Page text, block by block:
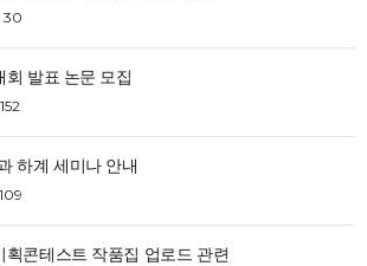
30
발표 논문 모집
152
하계 세미나 안내
109
콘테스트 작품집 업로드 관련